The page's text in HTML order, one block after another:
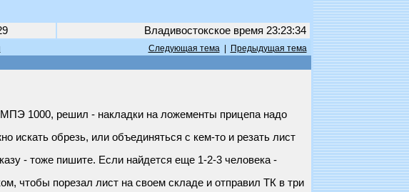
Владивостокское время 23:23:34
Следующая тема|
Предыдущая тема
1000, решил - накладки на ложементы прицепа надо
обрезь, или объединяться с кем-то и резать лист
- тоже пишите. Если найдется еще 1-2-3 человека -
чтобы порезал лист на своем складе и отправил ТК в три